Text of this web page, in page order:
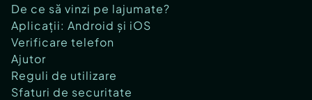
De ce să vinzi pe lajumate?
Aplicații: Android și iOS
Verificare telefon
Ajutor
Reguli de utilizare
Sfaturi de securitate